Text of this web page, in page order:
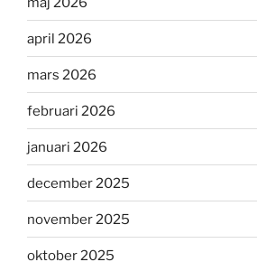
april 2026
mars 2026
februari 2026
januari 2026
december 2025
november 2025
oktober 2025